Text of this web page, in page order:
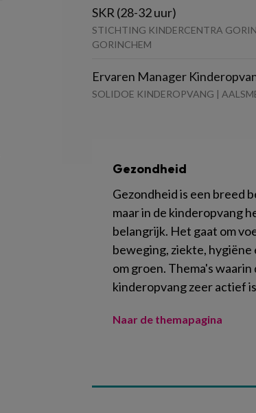
SKR (28-32 uur)
STICHTING KINDERCENTRA
GORINCHEM
Ervaren Manager
SOLIDOE KINDEROPVANG |
Gezondheid
Gezondheid is een breed
maar in de kinderopvang
belangrijk. Het gaat om
beweging, ziekte, hygiëne
om groen. Thema's waarin
kinderopvang zeer actief
Naar de themapagina